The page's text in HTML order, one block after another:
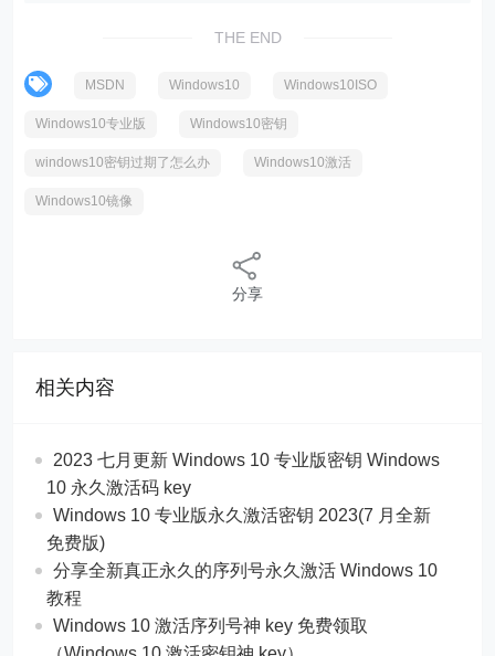
THE END
MSDN Windows10 Windows10ISO
Windows10专业版 Windows10密钥
windows10密钥过期了怎么办 Windows10激活
Windows10镜像
分享
相关内容
2023 七月更新 Windows 10 专业版密钥 Windows
10 永久激活码 key
Windows 10 专业版永久激活密钥 2023(7 月全新
免费版)
分享全新真正永久的序列号永久激活 Windows 10
教程
Windows 10 激活序列号神 key 免费领取